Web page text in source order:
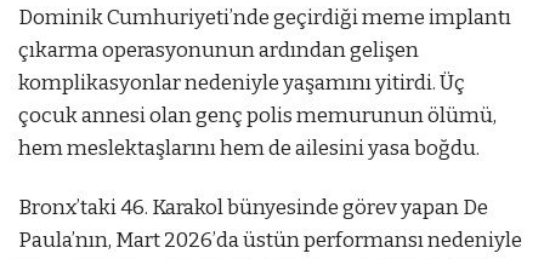
Dominik Cumhuriyeti’nde geçirdiği meme implantı
çıkarma operasyonunun ardından gelişen
komplikasyonlar nedeniyle yaşamını yitirdi. Üç
çocuk annesi olan genç polis memurunun ölümü,
hem meslektaşlarını hem de ailesini yasa boğdu.
Bronx’taki 46. Karakol bünyesinde görev yapan De
Paula’nın, Mart 2026’da üstün performansı nedeniyle